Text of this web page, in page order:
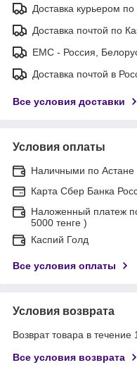
Доставка курьером по
Доставка почтой по
ЕМС - Россия,
Доставка почтой в
Все условия доставки
Условия оплаты
Наличными по Астане
Карта Сбер Банка
Наложенный платеж
5000 тенге )
Каспий Голд
Все условия оплаты
Условия возврата
Возврат товара в
Все условия возврата